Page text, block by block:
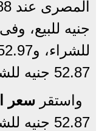
52.87 جنيه للشراء و52.97 جنيه للبيع.
واستقر سعر